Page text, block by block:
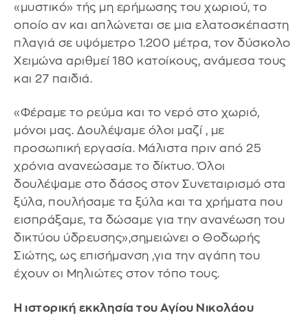
«μυστικό» τής μη ερήμωσης του χωριού, το
οποίο αν και απλώνεται σε μια ελατοσκέπαστη
πλαγιά σε υψόμετρο 1.200 μέτρα, τον δύσκολο
Χειμώνα αριθμεί 180 κατοίκους, ανάμεσα τους
και 27 παιδιά.
«Φέραμε το ρεύμα και το νερό στο χωριό,
μόνοι μας. Δουλέψαμε όλοι μαζί , με
προσωπική εργασία. Μάλιστα πριν από 25
χρόνια ανανεώσαμε το δίκτυο. Όλοι
δουλέψαμε στο δάσος στον Συνεταιρισμό στα
ξύλα, πουλήσαμε τα ξύλα και τα χρήματα που
εισπράξαμε, τα δώσαμε για την ανανέωση του
δικτύου ύδρευσης»,σημειώνει ο Θοδωρής
Σιώτης, ως επισήμανση ,για την αγάπη του
έχουν οι Μηλιώτες στον τόπο τους.
Η ιστορική εκκλησία του Αγίου Νικολάου